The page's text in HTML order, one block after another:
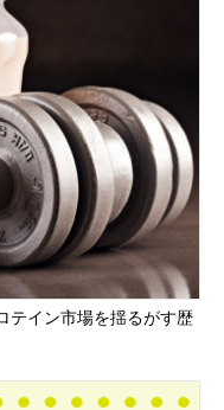
テイン市場を揺るがす歴